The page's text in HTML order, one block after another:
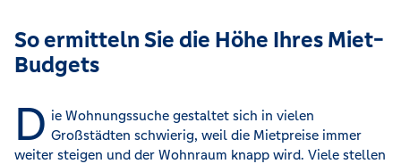
So ermitteln Sie die Höhe Ihres Miet-
Budgets
D ie Wohnungssuche gestaltet sich in vielen
Großstädten schwierig, weil die Mietpreise immer
weiter steigen und der Wohnraum knapp wird. Viele stellen